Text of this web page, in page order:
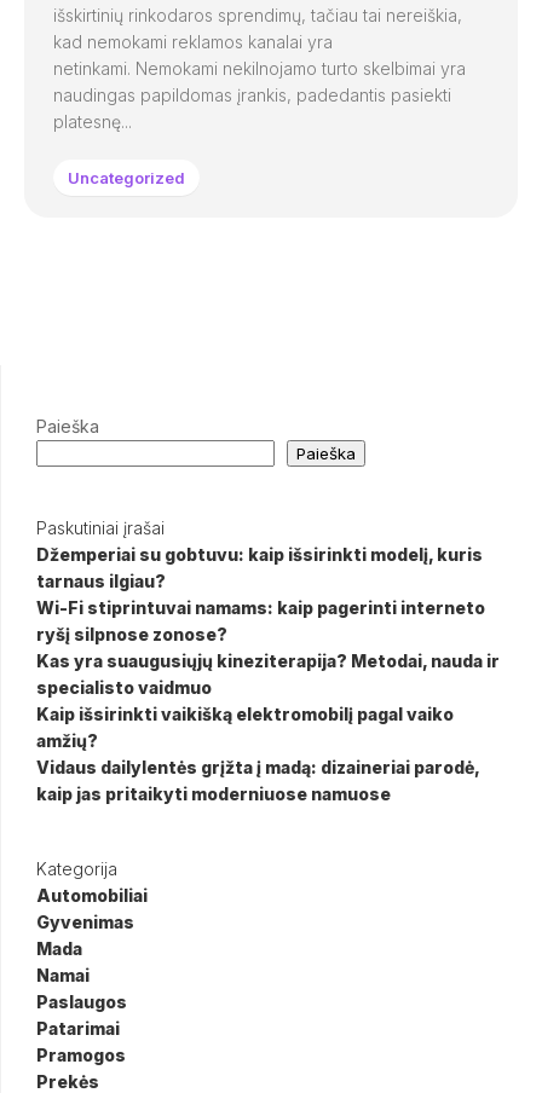
išskirtinių rinkodaros sprendimų, tačiau tai nereiškia,
kad nemokami reklamos kanalai yra
netinkami. Nemokami nekilnojamo turto skelbimai yra
naudingas papildomas įrankis, padedantis pasiekti
platesnę...
Uncategorized
Paieška
Paieška
Paskutiniai įrašai
Džemperiai su gobtuvu: kaip išsirinkti modelį, kuris
tarnaus ilgiau?
Wi-Fi stiprintuvai namams: kaip pagerinti interneto
ryšį silpnose zonose?
Kas yra suaugusiųjų kineziterapija? Metodai, nauda ir
specialisto vaidmuo
Kaip išsirinkti vaikišką elektromobilį pagal vaiko
amžių?
Vidaus dailylentės grįžta į madą: dizaineriai parodė,
kaip jas pritaikyti moderniuose namuose
Kategorija
Automobiliai
Gyvenimas
Mada
Namai
Paslaugos
Patarimai
Pramogos
Prekės